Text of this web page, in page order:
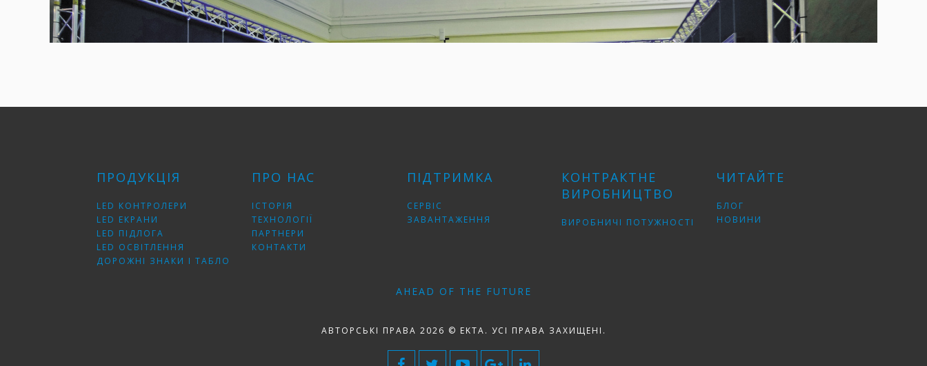
ПРОДУКЦІЯ
LED КОНТРОЛЕРИ
LED ЕКРАНИ
LED ПІДЛОГА
LED ОСВІТЛЕННЯ
ДОРОЖНІ ЗНАКИ І ТАБЛО
ПРО НАС
ІСТОРІЯ
ТЕХНОЛОГІЇ
ПАРТНЕРИ
КОНТАКТИ
ПІДТРИМКА
СЕРВІС
ЗАВАНТАЖЕННЯ
КОНТРАКТНЕ
ВИРОБНИЦТВО
ВИРОБНИЧІ ПОТУЖНОСТІ
ЧИТАЙТЕ
БЛОГ
НОВИНИ
AHEAD OF THE FUTURE
АВТОРСЬКІ ПРАВА 2026 © EKTA. УСІ ПРАВА ЗАХИЩЕНІ.